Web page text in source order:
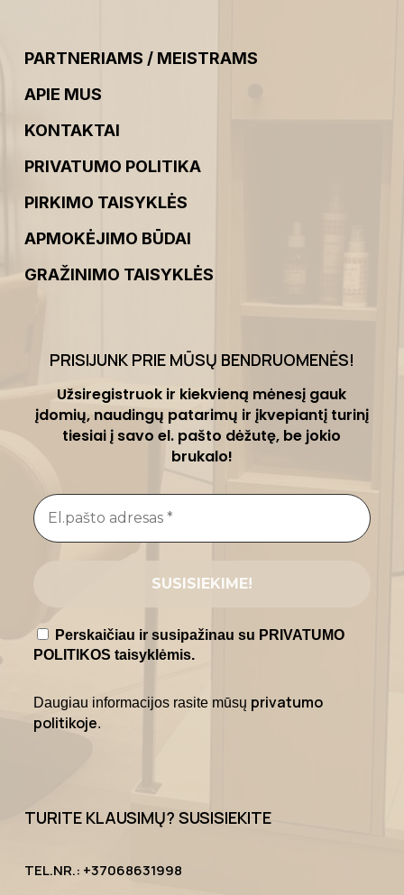
PARTNERIAMS / MEISTRAMS
APIE MUS
KONTAKTAI
PRIVATUMO POLITIKA
PIRKIMO TAISYKLĖS
APMOKĖJIMO BŪDAI
GRAŽINIMO TAISYKLĖS
PRISIJUNK PRIE MŪSŲ BENDRUOMENĖS!
Užsiregistruok ir kiekvieną mėnesį gauk
įdomių, naudingų patarimų ir įkvepiantį turinį
tiesiai į savo el. pašto dėžutę, be jokio
brukalo!
Perskaičiau ir susipažinau su PRIVATUMO
POLITIKOS taisyklėmis.
Daugiau informacijos rasite mūsų privatumo
politikoje.
TURITE KLAUSIMŲ? SUSISIEKITE
TEL.NR.: +37068631998